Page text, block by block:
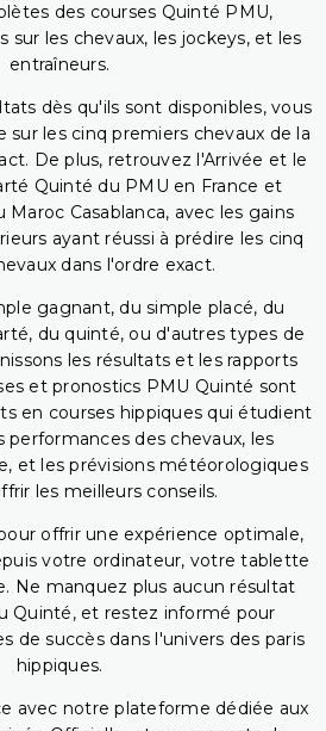
des courses Quinté PMU,
sur les chevaux, les jockeys, et les
entraîneurs.
dès qu'ils sont disponibles, vous
sur les cinq premiers chevaux de la
De plus, retrouvez l'Arrivée et le
Quinté du PMU en France et
Maroc Casablanca, avec les gains
ayant réussi à prédire les cinq
dans l'ordre exact.
gagnant, du simple placé, du
du quinté, ou d'autres types de
les résultats et les rapports
et pronostics PMU Quinté sont
en courses hippiques qui étudient
performances des chevaux, les
et les prévisions météorologiques
les meilleurs conseils.
offrir une expérience optimale,
votre ordinateur, votre tablette
Ne manquez plus aucun résultat
Quinté, et restez informé pour
de succès dans l'univers des paris
hippiques.
avec notre plateforme dédiée aux